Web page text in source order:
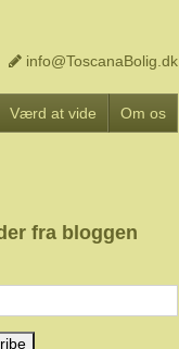
info@ToscanaBolig.dk
Værd at vide Om os
fra bloggen